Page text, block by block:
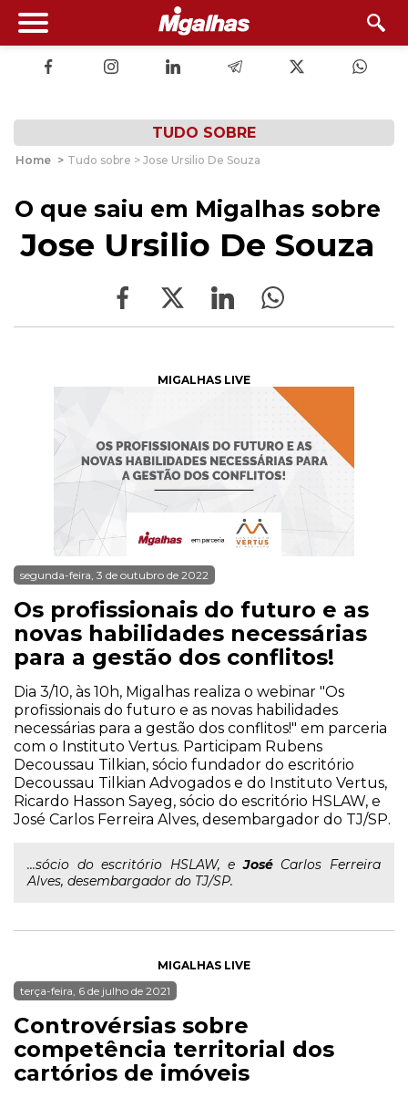
TUDO SOBRE
Home > Tudo sobre > Jose Ursilio De Souza
O que saiu em Migalhas sobre
Jose Ursilio De Souza
MIGALHAS LIVE
segunda-feira, 3 de outubro de 2022
Os profissionais do futuro e as
novas habilidades necessárias
para a gestão dos conflitos!
Dia 3/10, às 10h, Migalhas realiza o webinar "Os
profissionais do futuro e as novas habilidades
necessárias para a gestão dos conflitos!" em parceria
com o Instituto Vertus. Participam Rubens
Decoussau Tilkian, sócio fundador do escritório
Decoussau Tilkian Advogados e do Instituto Vertus,
Ricardo Hasson Sayeg, sócio do escritório HSLAW, e
José Carlos Ferreira Alves, desembargador do TJ/SP.
...sócio do escritório HSLAW, eJoséCarlos Ferreira
Alves, desembargador do TJ/SP.
MIGALHAS LIVE
terça-feira, 6 de julho de 2021
Controvérsias sobre
competência territorial dos
cartórios de imóveis